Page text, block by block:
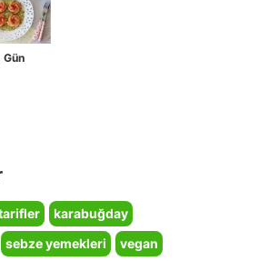
Gün
karabuğday
sebze yemekleri
vegan